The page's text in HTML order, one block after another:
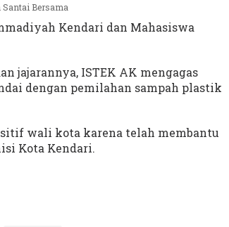
Bersama
Kendari dan Mahasiswa
jajarannya, ISTEK AK mengagas
dengan pemilahan sampah plastik
wali kota karena telah membantu
Kota Kendari.